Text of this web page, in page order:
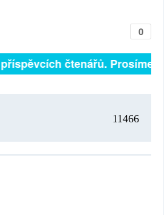
0
čtenářů. Prosíme,
11466